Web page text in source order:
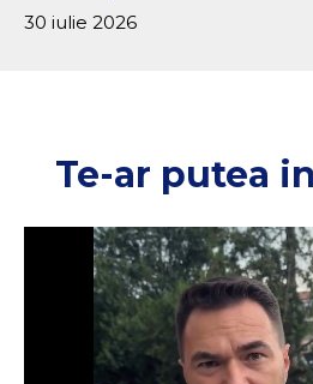
30 iulie 2026
Te-ar putea